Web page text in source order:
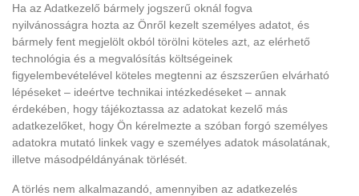
Ha az Adatkezelő bármely jogszerű oknál fogva
nyilvánosságra hozta az Önről kezelt személyes adatot, és
bármely fent megjelölt okból törölni köteles azt, az elérhető
technológia és a megvalósítás költségeinek
figyelembevételével köteles megtenni az észszerűen elvárható
lépéseket – ideértve technikai intézkedéseket – annak
érdekében, hogy tájékoztassa az adatokat kezelő más
adatkezelőket, hogy Ön kérelmezte a szóban forgó személyes
adatokra mutató linkek vagy e személyes adatok másolatának,
illetve másodpéldányának törlését.
A törlés nem alkalmazandó, amennyiben az adatkezelés